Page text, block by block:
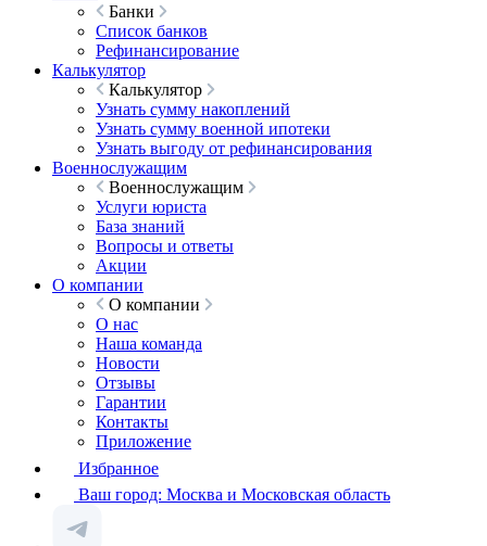
Банки
Список банков
Рефинансирование
Калькулятор
Калькулятор
Узнать сумму накоплений
Узнать сумму военной ипотеки
Узнать выгоду от рефинансирования
Военнослужащим
Военнослужащим
Услуги юриста
База знаний
Вопросы и ответы
Акции
О компании
О компании
О нас
Наша команда
Новости
Отзывы
Гарантии
Контакты
Приложение
Избранное
Ваш город: Москва и Московская область